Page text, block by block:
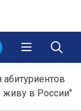
абитуриентов
живу в России"